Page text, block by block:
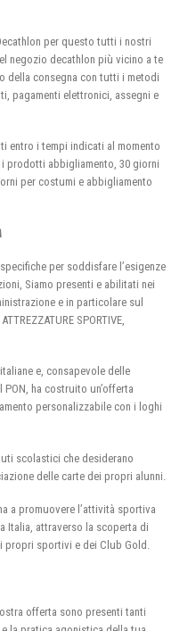
per questo tutti i nostri
negozio decathlon più vicino a te
della consegna con tutti i metodi
pagamenti elettronici, assegni e
entro i tempi indicati al momento
prodotti abbigliamento, 30 giorni
per costumi e abbigliamento
per soddisfare l’esigenze
Siamo presenti e abilitati nei
e in particolare sul
SPORTIVE,
e, consapevole delle
ha costruito un’offerta
personalizzabile con i loghi
scolastici che desiderano
delle carte dei propri alunni.
a promuovere l’attività sportiva
Italia, attraverso la scoperta di
propri sportivi e dei Club Gold.
offerta sono presenti tanti